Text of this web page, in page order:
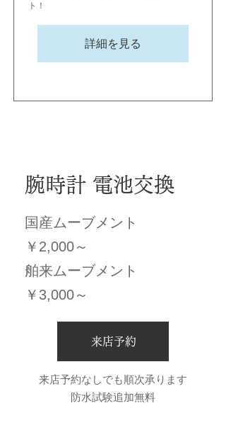
ト！
詳細を見る
来店予約なしでも順次承ります
防水試験追加無料
来店予約
国産ムーブメント
￥2,000～
舶来ムーブメント
￥3,000～
腕時計 電池交換